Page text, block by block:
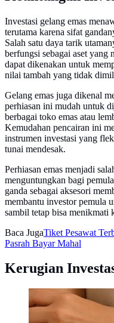
Investasi gelang emas
terutama karena sifat
Salah satu daya tarik
berfungsi sebagai aset yang
dapat dikenakan untuk
nilai tambah yang tidak
Gelang emas juga dikenal
perhiasan ini mudah untuk
berbagai toko emas atau
Kemudahan pencairan ini
instrumen investasi yang
tunai mendesak.
Perhiasan emas menjadi
menguntungkan bagi
ganda sebagai aksesori
membantu investor pemula
sambil tetap bisa menikmati
Baca JugaTiket Pesawat
Pasrah Bayar Mahal
Kerugian